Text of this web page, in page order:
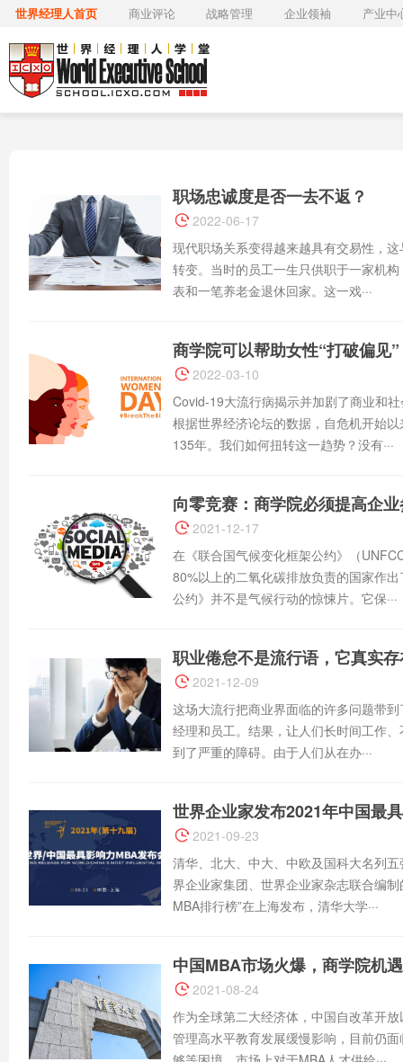
世界经理人首页 商业评论 战略管理 企业领袖 产业中
职场忠诚度是否一去不返？
2022-06-17
现代职场关系变得越来越具有交易性，
转变。当时的员工一生只供职于一家机
表和一笔养老金退休回家。这一戏···
商学院可以帮助女性“打破偏见”
2022-03-10
Covid-19大流行病揭示并加剧了商业和
根据世界经济论坛的数据，自危机开始
135年。我们如何扭转这一趋势？没有···
向零竞赛：商学院必须提高企
2021-12-17
在《联合国气候变化框架公约》（
80%以上的二氧化碳排放负责的国家作
公约》并不是气候行动的惊悚片。它保···
职业倦怠不是流行语，它真实
2021-12-09
这场大流行把商业界面临的许多问题带
经理和员工。结果，让人们长时间工作
到了严重的障碍。由于人们从在办···
世界企业家发布2021年中国最
2021-09-23
清华、北大、中大、中欧及国科大名列
界企业家集团、世界企业家杂志联合编
MBA排行榜”在上海发布，清华大学···
中国MBA市场火爆，商学院机
2021-08-24
作为全球第二大经济体，中国自改革开
管理高水平教育发展缓慢影响，目前仍